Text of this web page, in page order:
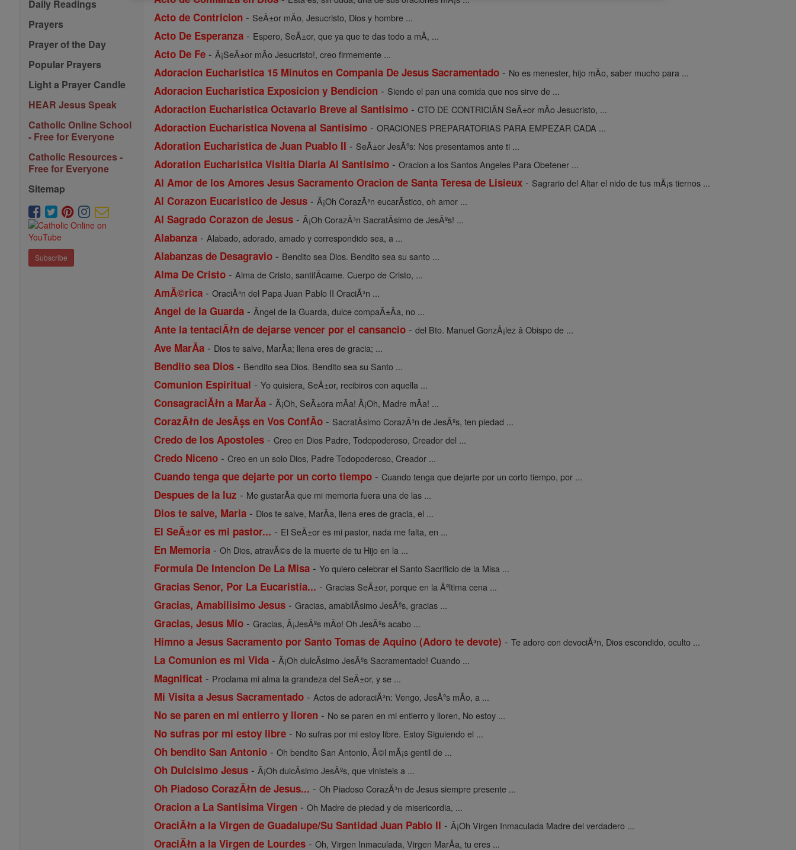
Daily Readings
Prayers
Prayer of the Day
Popular Prayers
Light a Prayer Candle
HEAR Jesus Speak
Catholic Online School
- Free for Everyone
Catholic Resources -
Free for Everyone
Sitemap
Subscribe
Acto de Contricion - SeÃ±or mÃ­o, Jesucristo, Dios y hombre ...
Acto De Esperanza - Espero, SeÃ±or, que ya que te das todo a mÃ­, ...
Acto De Fe -Â¡SeÃ±or mÃ­o Jesucristo!, creo firmemente ...
Adoracion Eucharistica 15 Minutos en Compania De Jesus Sacramentado - No es menester, hijo mÃ­o, saber mucho para ...
Adoracion Eucharistica Exposicion y Bendicion - Siendo el pan una comida que nos sirve de ...
Adoraction Eucharistica Octavario Breve al Santisimo -CTO DE CONTRICIÃN SeÃ±or mÃ­o Jesucristo, ...
Adoraction Eucharistica Novena al Santisimo -ORACIONES PREPARATORIAS PARA EMPEZAR CADA ...
Adoration Eucharistica de Juan Puablo II - SeÃ±or JesÃºs: Nos presentamos ante ti ...
Adoration Eucharistica Visitia Diaria Al Santisimo -Oracion a los Santos Angeles Para Obetener ...
Al Amor de los Amores Jesus Sacramento Oracion de Santa Teresa de Lisieux - Sagrario del Altar el nido de tus mÃ¡s tiernos ...
Al Corazon Eucaristico de Jesus -Â¡Oh CorazÃ³n eucarÃ­stico, oh amor ...
Al Sagrado Corazon de Jesus -Â¡Oh CorazÃ³n SacratÃ­simo de JesÃºs! ...
Alabanza -Alabado, adorado, amado y correspondido sea, a ...
Alabanzas de Desagravio - Bendito sea Dios. Bendito sea su santo ...
Alma De Cristo -Alma de Cristo, santifÃ­came. Cuerpo de Cristo, ...
AmĂ©rica -OraciÃ³n del Papa Juan Pablo II OraciÃ³n ...
Angel de la Guarda -Ãngel de la Guarda, dulce compaÃ±Ã­a, no ...
Ante la tentaciĂłn de dejarse vencer por el cansancio -del Bto. Manuel GonzÃ¡lez â Obispo de ...
Ave MarĂ­a - Dios te salve, MarÃ­a; llena eres de gracia; ...
Bendito sea Dios - Bendito sea Dios. Bendito sea su Santo ...
Comunion Espiritual -Yo quisiera, SeÃ±or, recibiros con aquella ...
ConsagraciĂłn a MarĂ­a -Â¡Oh, SeÃ±ora mÃ­a! Â¡Oh, Madre mÃ­a! ...
CorazĂłn de JesĂşs en Vos ConfĂ­o - SacratÃ­simo CorazÃ³n de JesÃºs, ten piedad ...
Credo de los Apostoles -Creo en Dios Padre, Todopoderoso, Creador del ...
Credo Niceno -Creo en un solo Dios, Padre Todopoderoso, Creador ...
Cuando tenga que dejarte por un corto tiempo -Cuando tenga que dejarte por un corto tiempo, por ...
Despues de la luz - Me gustarÃ­a que mi memoria fuera una de las ...
Dios te salve, Maria - Dios te salve, MarÃ­a, llena eres de gracia, el ...
El SeĂ±or es mi pastor... - El SeÃ±or es mi pastor, nada me falta, en ...
En Memoria -Oh Dios, atravÃ©s de la muerte de tu Hijo en la ...
Formula De Intencion De La Misa -Yo quiero celebrar el Santo Sacrificio de la Misa ...
Gracias Senor, Por La Eucaristia... -Gracias SeÃ±or, porque en la Ãºltima cena ...
Gracias, Amabilisimo Jesus -Gracias, amabilÃ­simo JesÃºs, gracias ...
Gracias, Jesus Mio -Gracias, Â¡JesÃºs mÃ­o! Oh JesÃºs acabo ...
Himno a Jesus Sacramento por Santo Tomas de Aquino (Adoro te devote) -Te adoro con devociÃ³n, Dios escondido, oculto ...
La Comunion es mi Vida -Â¡Oh dulcÃ­simo JesÃºs Sacramentado! Cuando ...
Magnificat - Proclama mi alma la grandeza del SeÃ±or, y se ...
Mi Visita a Jesus Sacramentado -Actos de adoraciÃ³n: Vengo, JesÃºs mÃ­o, a ...
No se paren en mi entierro y lloren - No se paren en mi entierro y lloren, No estoy ...
No sufras por mi estoy libre - No sufras por mi estoy libre. Estoy Siguiendo el ...
Oh bendito San Antonio -Oh bendito San Antonio, Ã©l mÃ¡s gentil de ...
Oh Dulcisimo Jesus -Â¡Oh dulcÃ­simo JesÃºs, que vinisteis a ...
Oh Piadoso CorazĂłn de Jesus... -Oh Piadoso CorazÃ³n de Jesus siempre presente ...
Oracion a La Santisima Virgen -Oh Madre de piedad y de misericordia, ...
OraciĂłn a la Virgen de Guadalupe/Su Santidad Juan Pablo II -Â¡Oh Virgen Inmaculada Madre del verdadero ...
OraciĂłn a la Virgen de Lourdes -Oh, Virgen Inmaculada, Virgen MarÃ­a, tu eres ...